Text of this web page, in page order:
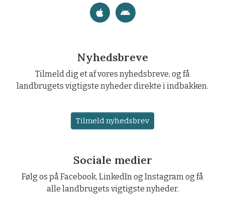
Nyhedsbreve
Tilmeld dig et af vores nyhedsbreve, og få
landbrugets vigtigste nyheder direkte i indbakken.
Tilmeld nyhedsbrev
Sociale medier
Følg os på Facebook, LinkedIn og Instagram og få
alle landbrugets vigtigste nyheder.